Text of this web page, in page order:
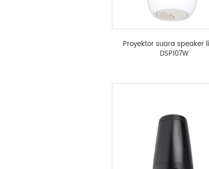
Proyektor suara speaker
DSP107W